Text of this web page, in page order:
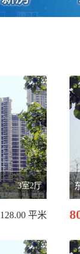
3室2厅
128.00 平米